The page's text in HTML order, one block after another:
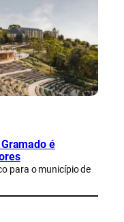
é
para o município de